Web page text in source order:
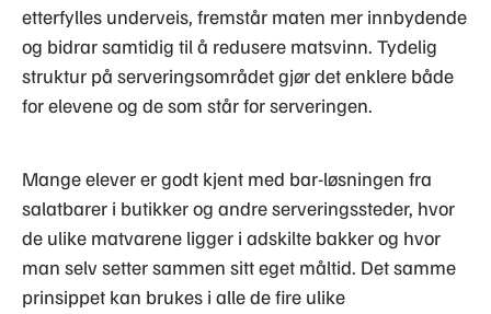
etterfylles underveis, fremstår maten mer innbydende
og bidrar samtidig til å redusere matsvinn. Tydelig
struktur på serveringsområdet gjør det enklere både
for elevene og de som står for serveringen.
Mange elever er godt kjent med bar-løsningen fra
salatbarer i butikker og andre serveringssteder, hvor
de ulike matvarene ligger i adskilte bakker og hvor
man selv setter sammen sitt eget måltid. Det samme
prinsippet kan brukes i alle de fire ulike